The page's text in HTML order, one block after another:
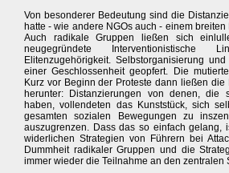
Von besonderer Bedeutung sind die
hatte - wie andere NGOs auch - einem
Auch radikale Gruppen ließen sich
neugegründete
Elitenzugehörigkeit. Selbstorganisierung
einer Geschlossenheit geopfert. Die
Kurz vor Beginn der Proteste dann ließen die
herunter: Distanzierungen von denen, die
haben, vollendeten das Kunststück, sich
gesamten sozialen Bewegungen zu
auszugrenzen. Dass das so einfach gelang,
widerlichen Strategien von Führern bei
Dummheit radikaler Gruppen und die
immer wieder die Teilnahme an den zentralen